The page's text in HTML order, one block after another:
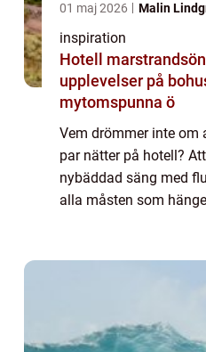
01 maj 2026 Malin
inspiration
Hotell marstrandsön havsnära
upplevelser på
mytomspunna ö
Vem drömmer inte om
par nätter på hotell?
nybäddad säng med
alla måsten som